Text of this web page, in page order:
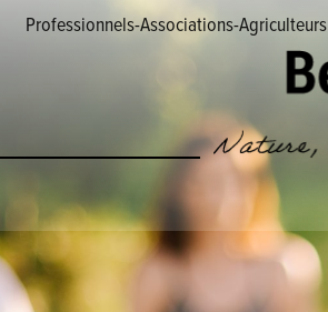
Professionnels-Associations-Agriculteurs